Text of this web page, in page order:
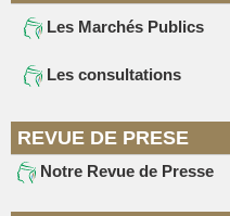
Les Marchés Publics
Les consultations
REVUE DE PRESE
Notre Revue de Presse